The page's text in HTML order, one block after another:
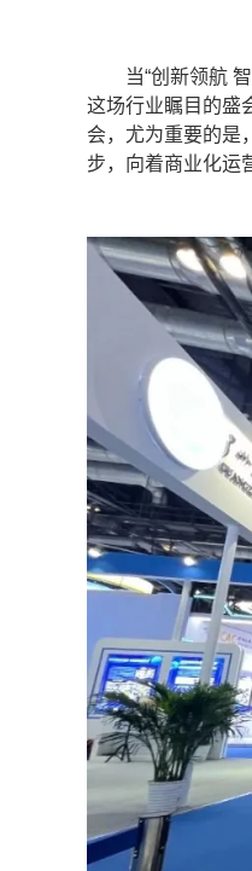
当“创新领航 智
这场行业瞩目的盛
会，尤为重要的是
步，向着商业化运